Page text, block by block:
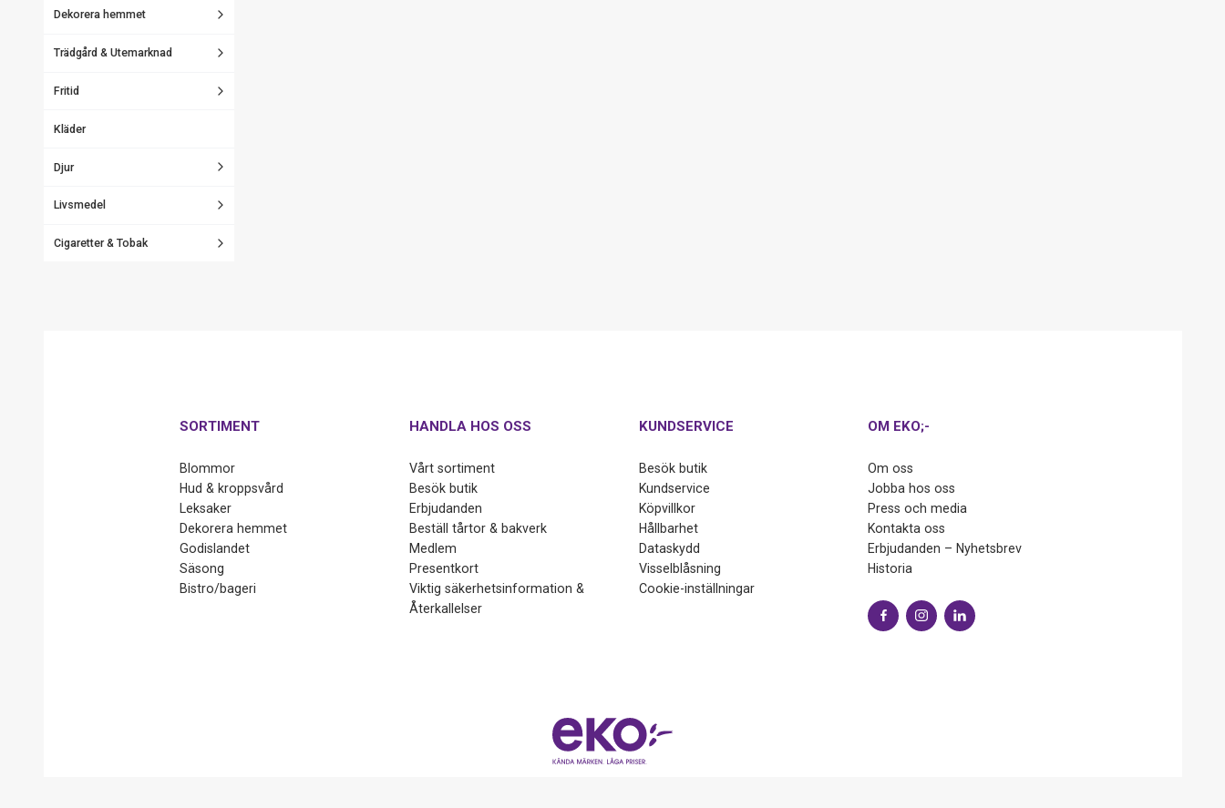
Dekorera hemmet
Trädgård & Utemarknad
Fritid
Kläder
Djur
Livsmedel
Cigaretter & Tobak
SORTIMENT
Blommor
Hud & kroppsvård
Leksaker
Dekorera hemmet
Godislandet
Säsong
Bistro/bageri
HANDLA HOS OSS
Vårt sortiment
Besök butik
Erbjudanden
Beställ tårtor & bakverk
Medlem
Presentkort
Viktig säkerhetsinformation &
Återkallelser
KUNDSERVICE
Besök butik
Kundservice
Köpvillkor
Hållbarhet
Dataskydd
Visselblåsning
Cookie-inställningar
OM EKO;-
Om oss
Jobba hos oss
Press och media
Kontakta oss
Erbjudanden – Nyhetsbrev
Historia